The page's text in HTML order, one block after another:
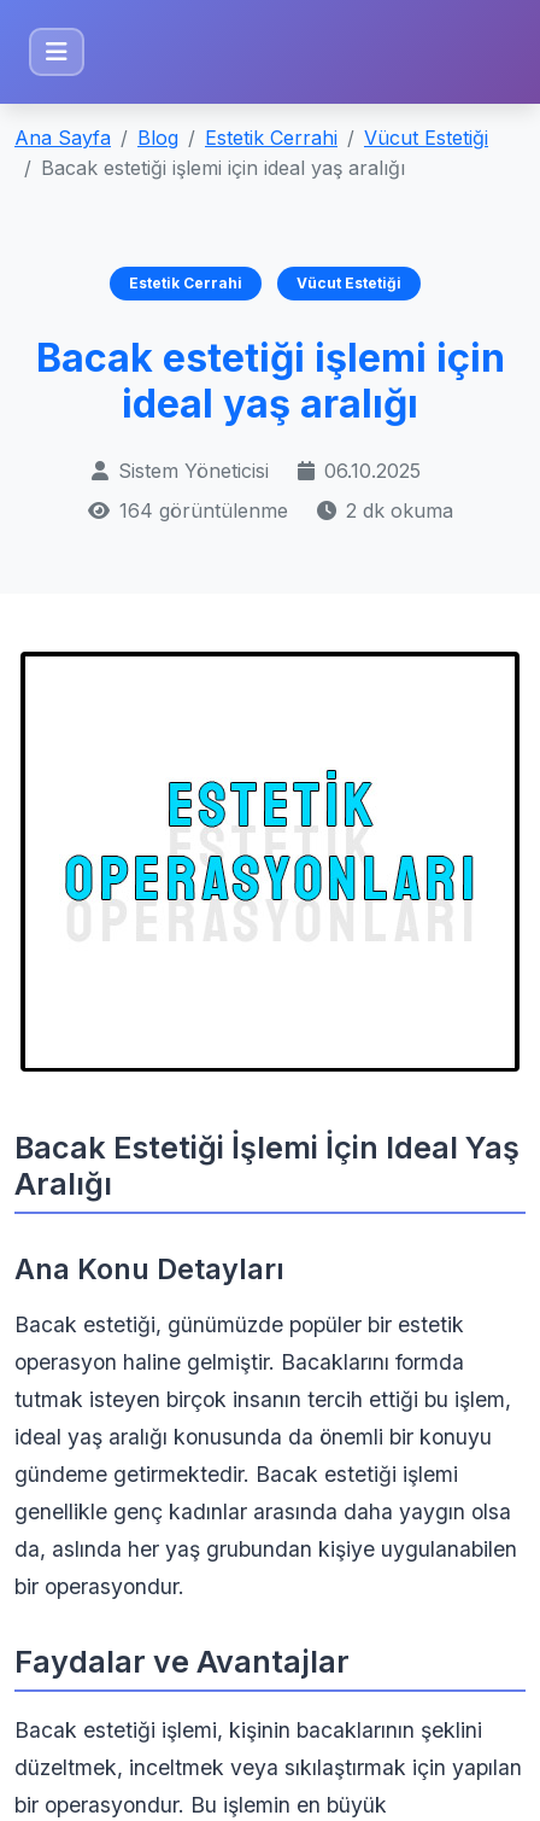
Ana Sayfa Blog Estetik Cerrahi
Vücut Estetiği
Bacak estetiği işlemi için ideal yaş aralığı
Estetik Cerrahi Vücut Estetiği
Bacak estetiği işlemi için
ideal yaş aralığı
Sistem Yöneticisi
06.10.2025
164 görüntülenme
2 dk okuma
Bacak Estetiği İşlemi İçin Ideal Yaş
Aralığı
Ana Konu Detayları
Bacak estetiği, günümüzde popüler bir estetik
operasyon haline gelmiştir. Bacaklarını formda
tutmak isteyen birçok insanın tercih ettiği bu işlem,
ideal yaş aralığı konusunda da önemli bir konuyu
gündeme getirmektedir. Bacak estetiği işlemi
genellikle genç kadınlar arasında daha yaygın olsa
da, aslında her yaş grubundan kişiye uygulanabilen
bir operasyondur.
Faydalar ve Avantajlar
Bacak estetiği işlemi, kişinin bacaklarının şeklini
düzeltmek, inceltmek veya sıkılaştırmak için yapılan
bir operasyondur. Bu işlemin en büyük